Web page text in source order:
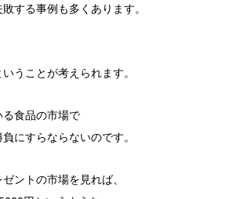
する事例も多くあります。
うことが考えられます。
食品の市場で
にすらならないのです。
ントの市場を見れば、